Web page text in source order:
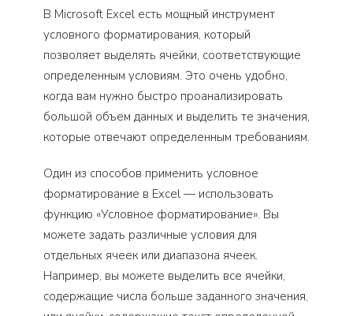
В Microsoft Excel есть мощный инструмент
условного форматирования, который
позволяет выделять ячейки, соответствующие
определенным условиям. Это очень удобно,
когда вам нужно быстро проанализировать
большой объем данных и выделить те значения,
которые отвечают определенным требованиям.
Один из способов применить условное
форматирование в Excel — использовать
функцию «Условное форматирование». Вы
можете задать различные условия для
отдельных ячеек или диапазона ячеек.
Например, вы можете выделить все ячейки,
содержащие числа больше заданного значения,